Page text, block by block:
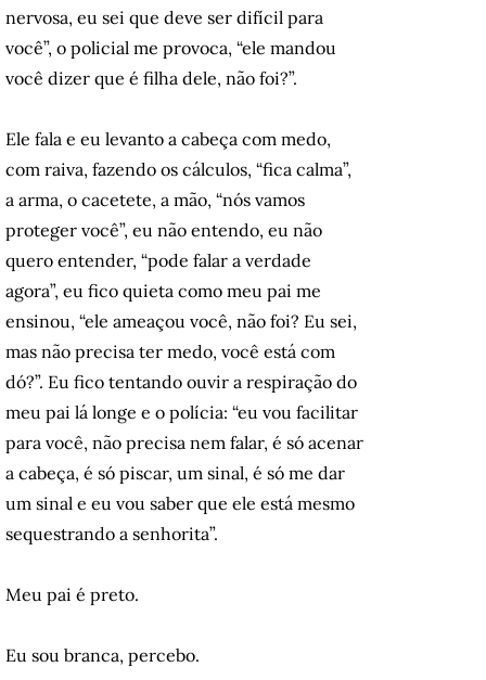
nervosa, eu sei que deve ser difícil para
você”, o policial me provoca, “ele mandou
você dizer que é filha dele, não foi?”.
Ele fala e eu levanto a cabeça com medo,
com raiva, fazendo os cálculos, “fica calma”,
a arma, o cacetete, a mão, “nós vamos
proteger você”, eu não entendo, eu não
quero entender, “pode falar a verdade
agora”, eu fico quieta como meu pai me
ensinou, “ele ameaçou você, não foi? Eu sei,
mas não precisa ter medo, você está com
dó?”. Eu fico tentando ouvir a respiração do
meu pai lá longe e o polícia: “eu vou facilitar
para você, não precisa nem falar, é só acenar
a cabeça, é só piscar, um sinal, é só me dar
um sinal e eu vou saber que ele está mesmo
sequestrando a senhorita”.
Meu pai é preto.
Eu sou branca, percebo.